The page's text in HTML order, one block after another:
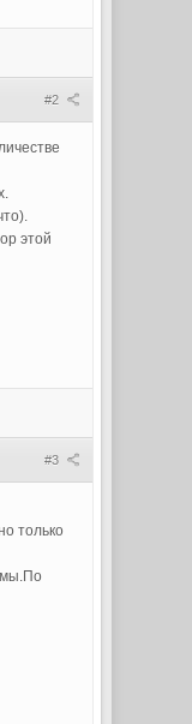
#2
этой
#3
только